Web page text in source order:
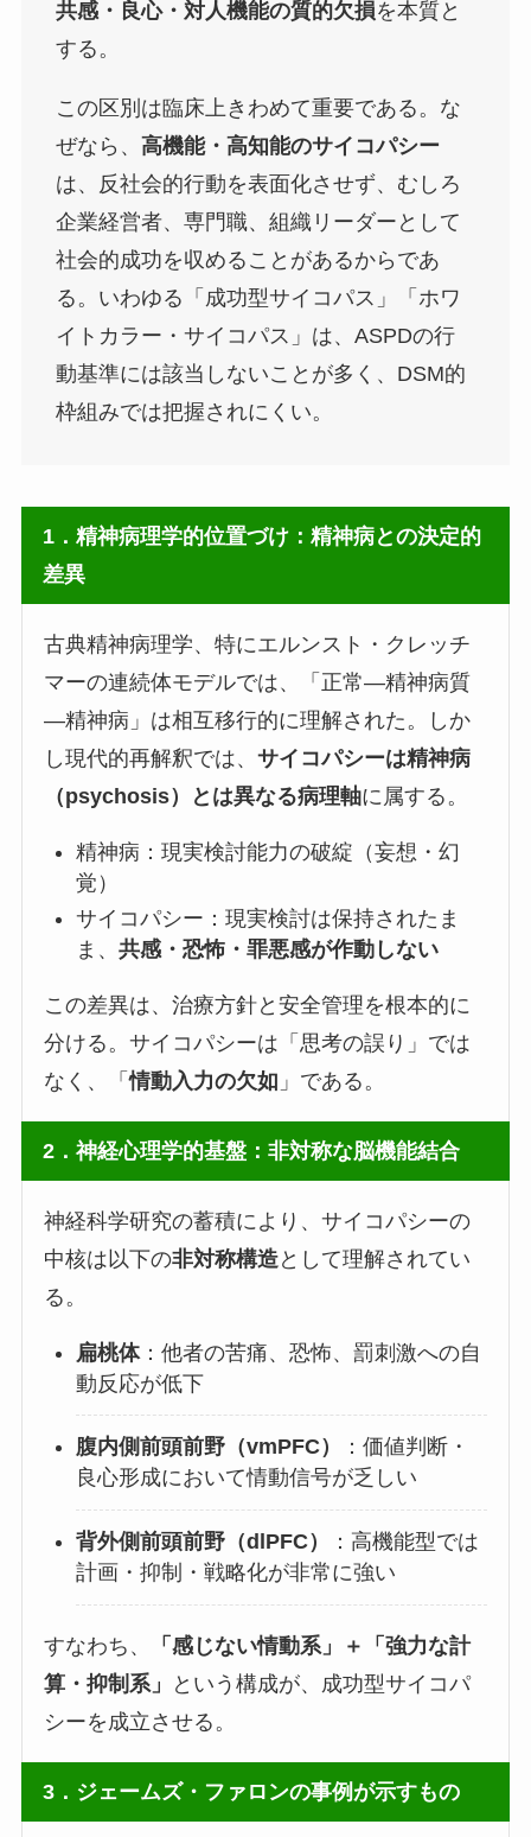
共感・良心・対人機能の質的欠損を本質と
する。
この区別は臨床上きわめて重要である。な
ぜなら、 高機能・高知能のサイコパシー
は、反社会的行動を表面化させず、むしろ
企業経営者、専門職、組織リーダーとして
社会的成功を収めることがあるからであ
る。いわゆる「成功型サイコパス」「ホワ
イトカラー・サイコパス」は、ASPDの行
動基準には該当しないことが多く、DSM的
枠組みでは把握されにくい。
1．精神病理学的位置づけ：精神病との決定的
差異
古典精神病理学、特にエルンスト・クレッチ
マーの連続体モデルでは、「正常―精神病質
―精神病」は相互移行的に理解された。しか
し現代的再解釈では、 サイコパシーは精神病
（psychosis）とは異なる病理軸に属する。
精神病：現実検討能力の破綻（妄想・幻
覚）
サイコパシー：現実検討は保持されたま
ま、 共感・恐怖・罪悪感が作動しない
この差異は、治療方針と安全管理を根本的に
分ける。サイコパシーは「思考の誤り」では
なく、「情動入力の欠如 」である。
2．神経心理学的基盤：非対称な脳機能結合
神経科学研究の蓄積により、サイコパシーの
中核は以下の非対称構造として理解されてい
る。
扁桃体：他者の苦痛、恐怖、罰刺激への自
動反応が低下
腹内側前頭前野（vmPFC）
：価値判断・
良心形成において情動信号が乏しい
背外側前頭前野（dlPFC）
：高機能型では
計画・抑制・戦略化が非常に強い
すなわち、
「感じない情動系」＋「強力な計
算・抑制系」
という構成が、成功型サイコパ
シーを成立させる。
3．ジェームズ・ファロンの事例が示すもの